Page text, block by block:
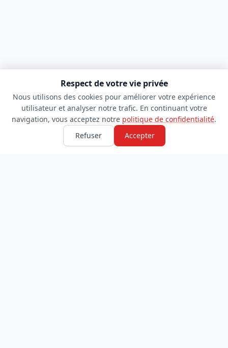
Respect de votre vie privée
Nous utilisons des cookies pour améliorer votre expérience
utilisateur et analyser notre trafic. En continuant votre
navigation, vous acceptez notre politique de confidentialité.
Refuser
Accepter